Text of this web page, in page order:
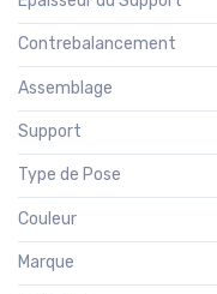
Contrebalancement
Assemblage
Support
Type de Pose
Couleur
Marque